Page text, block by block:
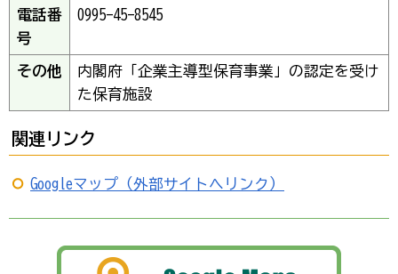
電話番
号
0995-45-8545
その他
内閣府「企業主導型保育事業」の認定を受け
た保育施設
関連リンク
Googleマップ（外部サイトへリンク）